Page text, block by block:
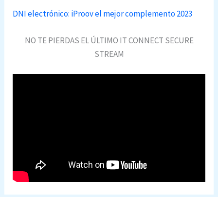
DNI electrónico: iProov el mejor complemento 2023
NO TE PIERDAS EL ÚLTIMO IT CONNECT SECURE
STREAM